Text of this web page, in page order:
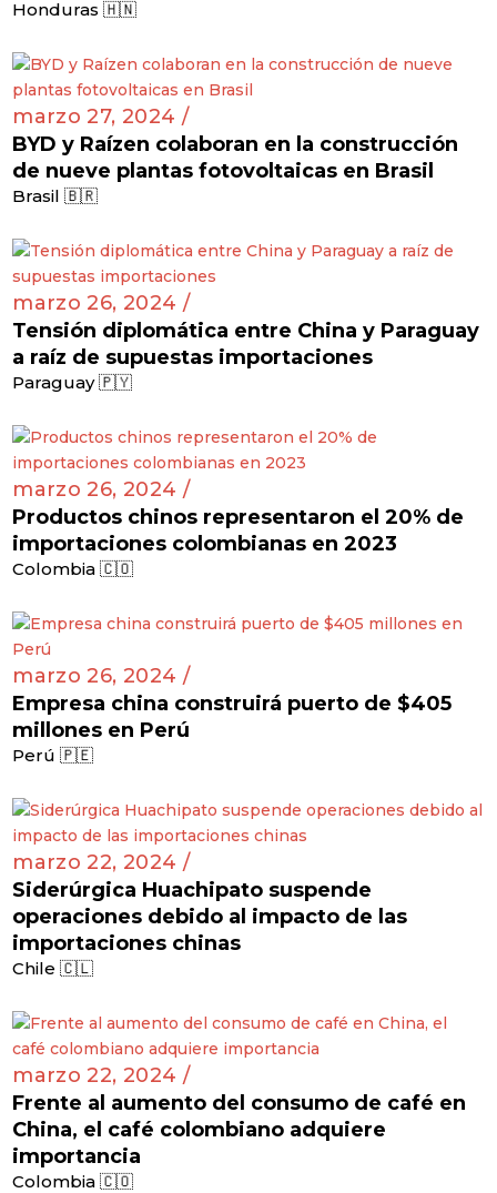
Honduras 🇭🇳
marzo 27, 2024 /
BYD y Raízen colaboran en la construcción
de nueve plantas fotovoltaicas en Brasil
Brasil 🇧🇷
marzo 26, 2024 /
Tensión diplomática entre China y Paraguay
a raíz de supuestas importaciones
Paraguay 🇵🇾
marzo 26, 2024 /
Productos chinos representaron el 20% de
importaciones colombianas en 2023
Colombia 🇨🇴
marzo 26, 2024 /
Empresa china construirá puerto de $405
millones en Perú
Perú 🇵🇪
marzo 22, 2024 /
Siderúrgica Huachipato suspende
operaciones debido al impacto de las
importaciones chinas
Chile 🇨🇱
marzo 22, 2024 /
Frente al aumento del consumo de café en
China, el café colombiano adquiere
importancia
Colombia 🇨🇴